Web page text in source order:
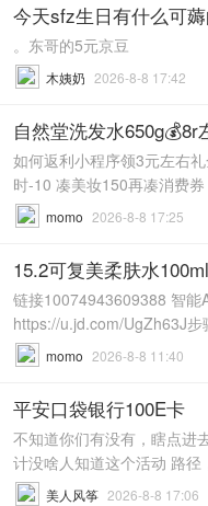
今天sfz生日有什么可薅
。东哥的5元京豆
木姨奶 2026-8-8 17:42
自然堂洗发水650g💰8r
如何返利小程序领3元左右
时-10 凑美妆150再凑消费
momo 2026-8-8 17:25
15.2可复美柔肤水100ml
链接10074943609388 智能
https://u.jd.com/UgZh63J
momo 2026-8-8 11:40
平安口袋银行100E卡
不知道你们有没有，瞎点进
计没啥人知道这个活动 路径
美人风筝 2026-8-8 17:06